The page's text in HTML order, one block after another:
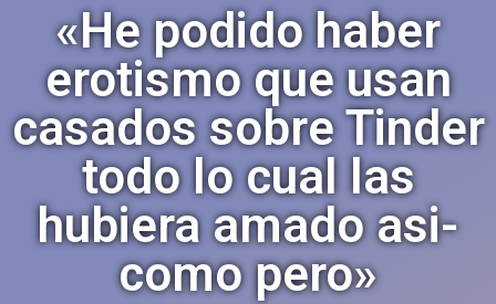
«He podido haber
erotismo que usan
casados sobre Tinder
todo lo cual las
hubiera amado asi­
como pero»